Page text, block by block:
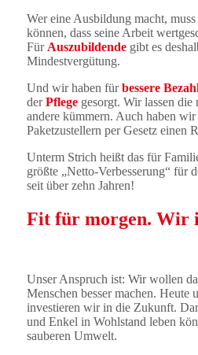
Wer eine Ausbildung macht,
können, dass seine Arbeit
Für Auszubildendegibt es
Mindestvergütung.
Und wir haben fürbessere
derPflegegesorgt. Wir lassen die
andere kümmern. Auch haben
Paketzustellern per Gesetz einen
Unterm Strich heißt das für
größte „Netto-Verbesserung“ für
seit über zehn Jahren!
Fit für morgen. Wir
Unser Anspruch ist: Wir wollen
Menschen besser machen. Heute
investieren wir in die Zukunft.
und Enkel in Wohlstand leben
sauberen Umwelt.